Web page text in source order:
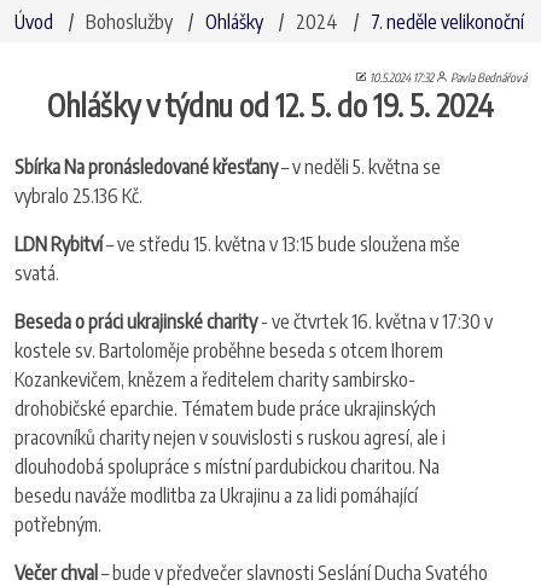
Úvod Bohoslužby Ohlášky 2024 7. neděle velikonoční
10.5.2024 17:32 Pavla Bednářová
Ohlášky v týdnu od 12. 5. do 19. 5. 2024
Sbírka Na pronásledované křesťany– v neděli 5. května se
vybralo 25.136 Kč.
LDN Rybitví– ve středu 15. května v 13:15 bude sloužena mše
svatá.
Beseda o práci ukrajinské charity- ve čtvrtek 16. května v 17:30 v
kostele sv. Bartoloměje proběhne beseda s otcem Ihorem
Kozankevičem, knězem a ředitelem charity sambirsko-
drohobičské eparchie. Tématem bude práce ukrajinských
pracovníků charity nejen v souvislosti s ruskou agresí, ale i
dlouhodobá spolupráce s místní pardubickou charitou. Na
besedu naváže modlitba za Ukrajinu a za lidi pomáhající
potřebným.
Večer chval – bude v předvečer slavnosti Seslání Ducha Svatého